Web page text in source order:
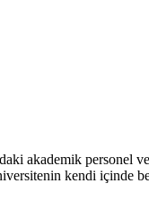
akademik personel
kendi